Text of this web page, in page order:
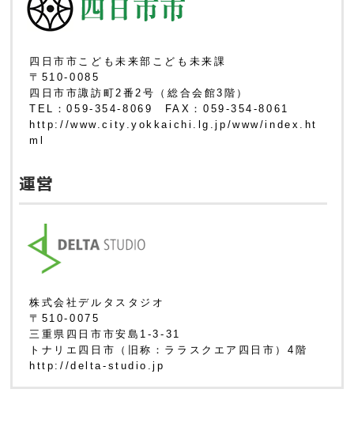
四日市市こども未来部こども未来課
〒510-0085
四日市市諏訪町2番2号（総合会館3階）
TEL：059-354-8069 FAX：059-354-8061
http://www.city.yokkaichi.lg.jp/www/index.ht
ml
運営
株式会社デルタスタジオ
〒510-0075
三重県四日市市安島1-3-31
トナリエ四日市（旧称：ララスクエア四日市）4階
http://delta-studio.jp